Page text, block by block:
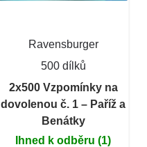
Ravensburger
500 dílků
2x500 Vzpomínky na
dovolenou č. 1 – Paříž a
Benátky
Ihned k odběru (1)